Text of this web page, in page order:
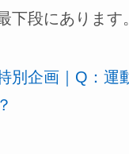
下段にあります。
別企画｜Q：運